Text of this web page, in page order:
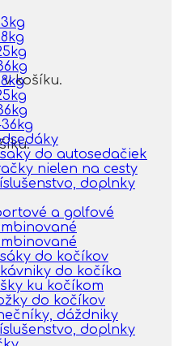
košíku.
36kg
do autosedačiek
nielen na cesty
doplnky
a golfové
do kočíkov
do kočíka
ku kočíkom
do kočíkov
dáždniky
doplnky